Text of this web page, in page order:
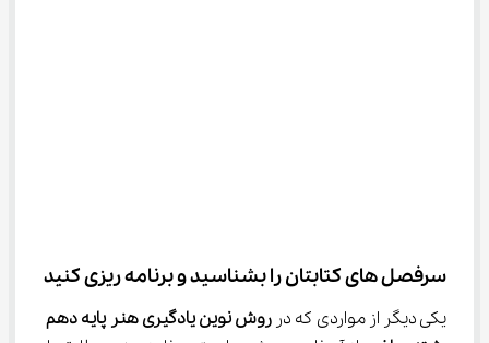
سرفصل‌ های کتابتان را بشناسید و برنامه‌ ریزی کنید
یکی دیگر از مواردی که در روش نوین یادگیری هنر پایه دهم